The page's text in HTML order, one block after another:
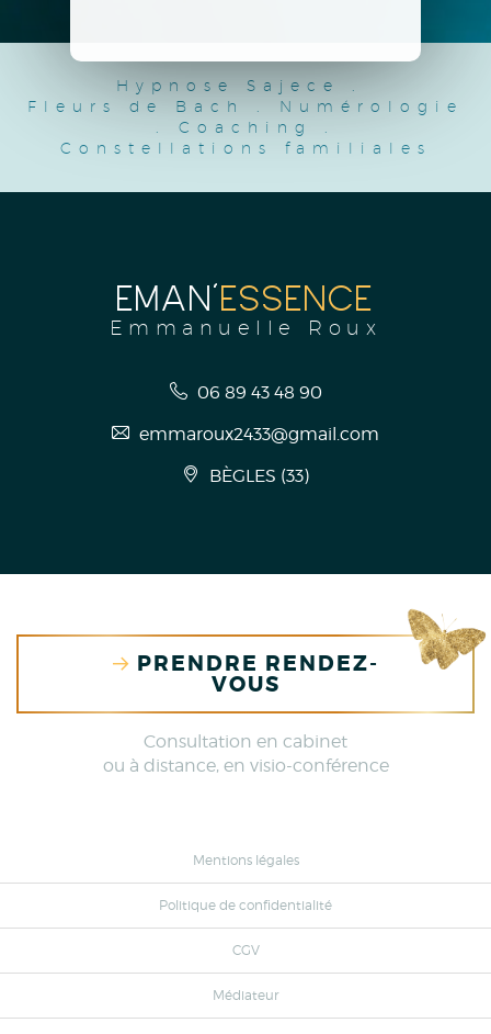
Hypnose Sajece
Fleurs de Bach
Numérologie
Coaching
Constellations familiales
EMAN'ESSENCE
Emmanuelle Roux
06 89 43 48 90
emmaroux2433@gmail.com
BÈGLES (33)
PRENDRE RENDEZ-
VOUS
Consultation en cabinet
ou à distance, en visio-conférence
Mentions légales
Politique de confidentialité
CGV
Médiateur